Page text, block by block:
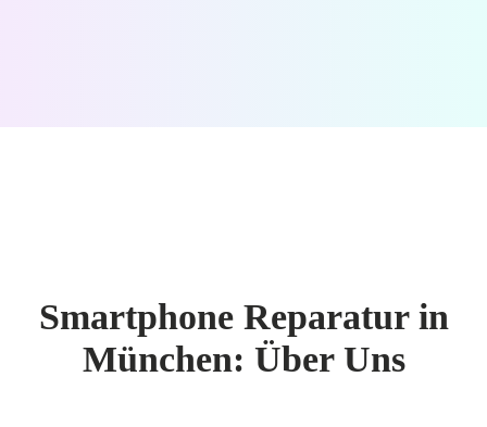
Smartphone Reparatur in
München: Über Uns